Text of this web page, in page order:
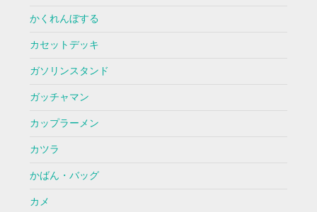
かくれんぼする
カセットデッキ
ガソリンスタンド
ガッチャマン
カップラーメン
カツラ
かばん・バッグ
カメ